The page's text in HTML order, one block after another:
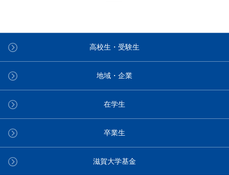
高校生・受験生
地域・企業
在学生
卒業生
滋賀大学基金